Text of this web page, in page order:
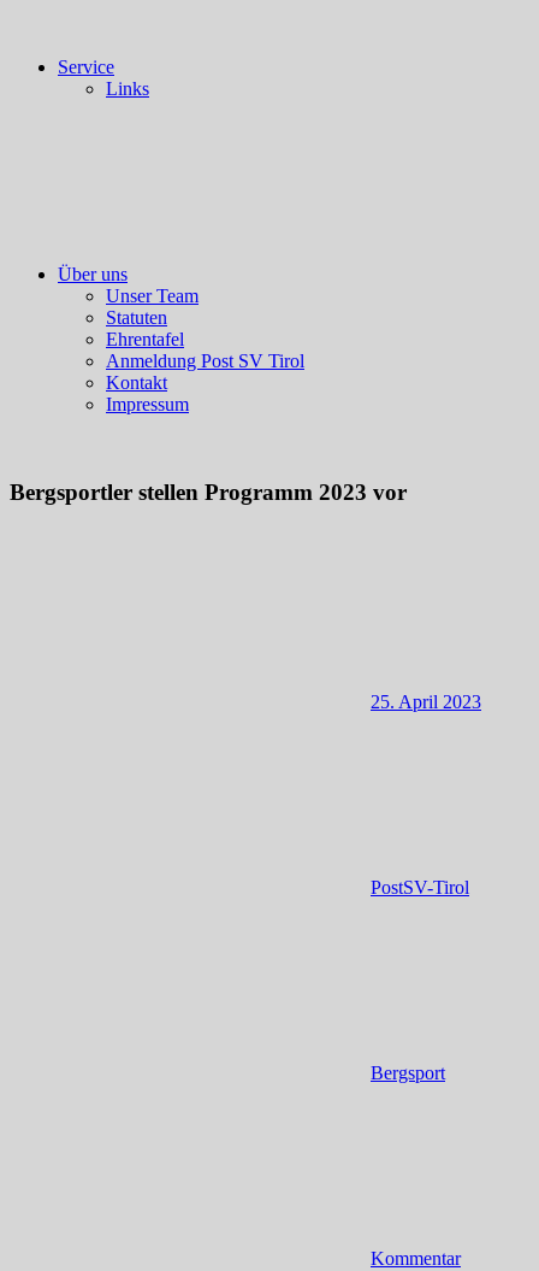
Service
Links
Über uns
Unser Team
Statuten
Ehrentafel
Anmeldung Post SV Tirol
Kontakt
Impressum
Bergsportler stellen Programm 2023 vor
25. April 2023
PostSV-Tirol
Bergsport
Kommentar